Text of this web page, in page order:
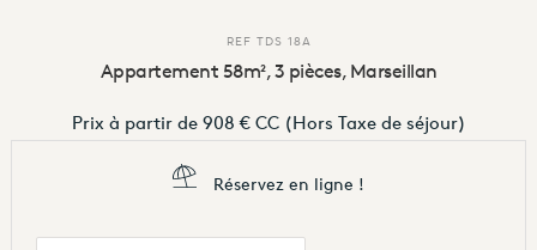
REF TDS 18A
Appartement 58m², 3 pièces, Marseillan
Prix à partir de908 € CC(Hors Taxe de séjour)
Réservez en ligne !